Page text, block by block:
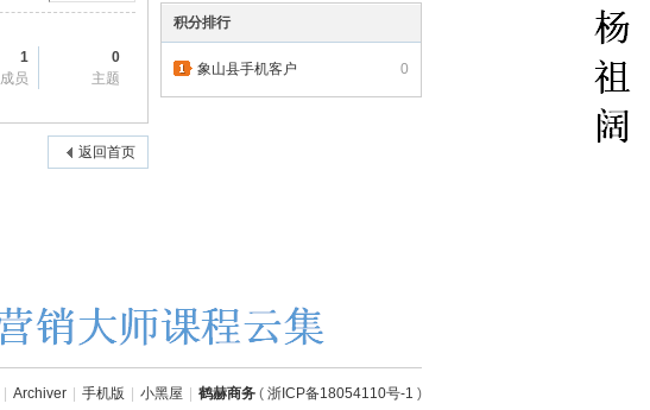
1
成员
0
主题
返回首页
积分排行
0
象山县手机客户
| Archiver | 手机版 | 小黑屋 | 鹤赫商务 ( 浙ICP备18054110号-1 )